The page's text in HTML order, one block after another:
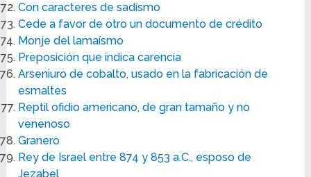
Con caracteres de sadismo
Cede a favor de otro un documento de crédito
Monje del lamaísmo
Preposición que indica carencia
Arseniuro de cobalto, usado en la fabricación de
esmaltes
Reptil ofidio americano, de gran tamaño y no
venenoso
Granero
Rey de Israel entre 874 y 853 a.C., esposo de
Jezabel